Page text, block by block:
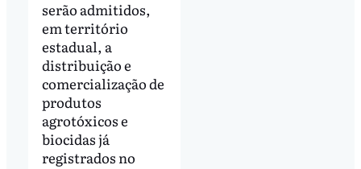
serão admitidos,
em território
estadual, a
distribuição e
comercialização de
produtos
agrotóxicos e
biocidas já
registrados no